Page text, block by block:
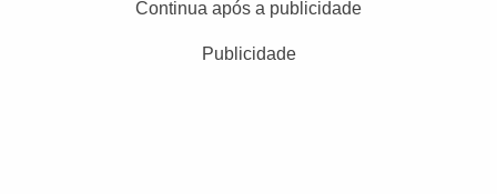
Continua após a publicidade
Publicidade